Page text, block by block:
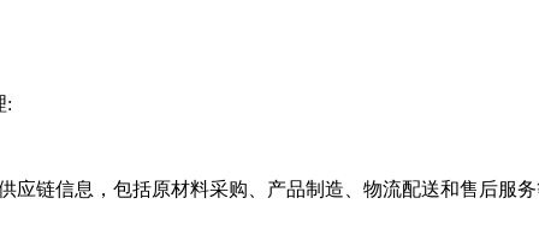
:
应链信息，包括原材料采购、产品制造、物流配送和售后服